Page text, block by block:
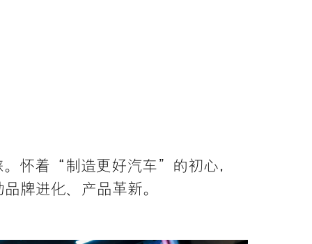
怀着“制造更好汽车”的初心，
牌进化、产品革新。